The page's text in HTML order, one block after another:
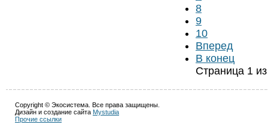
8
9
10
Вперед
В конец
Страница 1
Copyright © Экосистема. Все права защищены.
Дизайн и создание сайта Mystudia
Прочие ссылки